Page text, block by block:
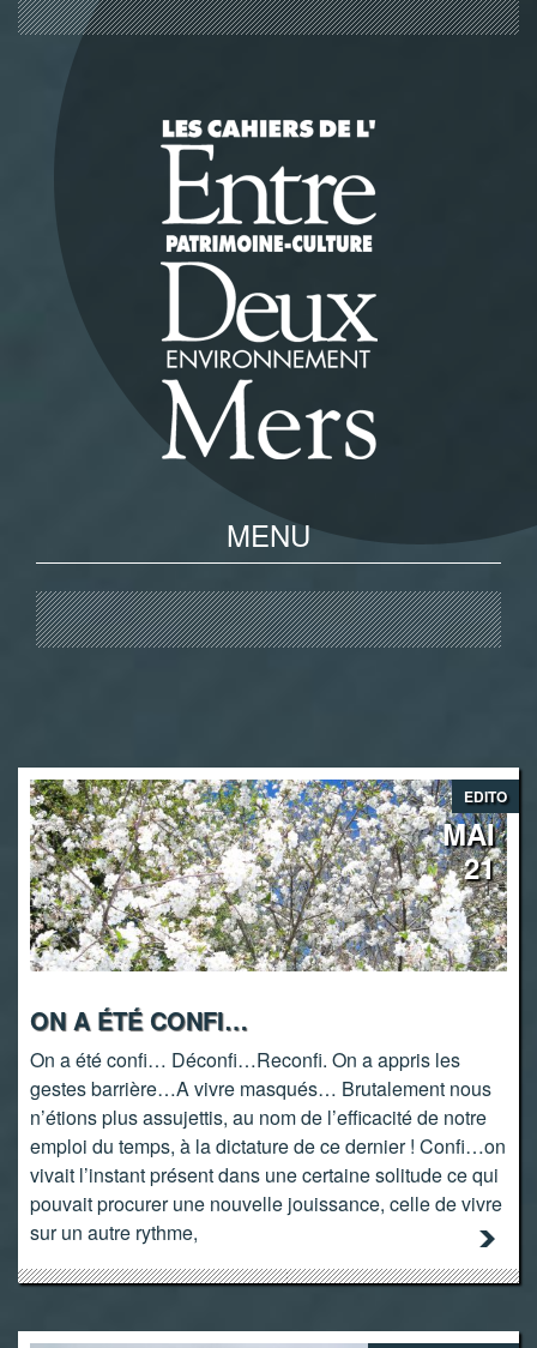
MENU
EDITO
MAI
21
ON A ÉTÉ CONFI…
On a été confi… Déconfi…Reconfi. On a appris les
gestes barrière…A vivre masqués… Brutalement nous
n’étions plus assujettis, au nom de l’efficacité de notre
emploi du temps, à la dictature de ce dernier ! Confi…on
vivait l’instant présent dans une certaine solitude ce qui
pouvait procurer une nouvelle jouissance, celle de vivre
sur un autre rythme,
Panneau de gestion des cookies